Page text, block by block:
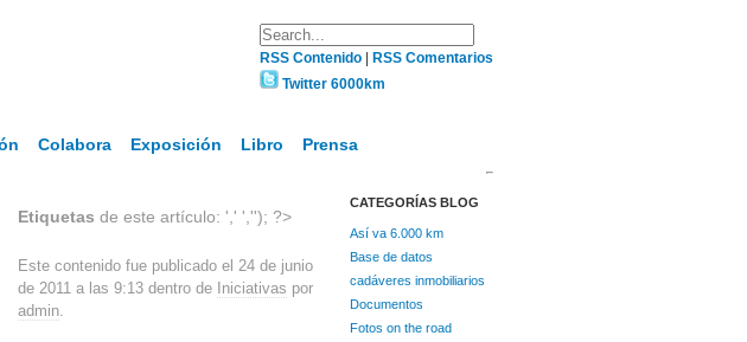
RSS Contenido
RSS Comentarios
Twitter 6000km
Colabora Exposición Libro Prensa
Etiquetas de este artículo: ',' ',''); ?>
Este contenido fue publicado el 24 de junio
de 2011 a las 9:13 dentro de Iniciativas por
admin.
CATEGORÍAS BLOG
Así va 6.000 km
Base de datos
cadáveres inmobiliarios
Documentos
Fotos on the road